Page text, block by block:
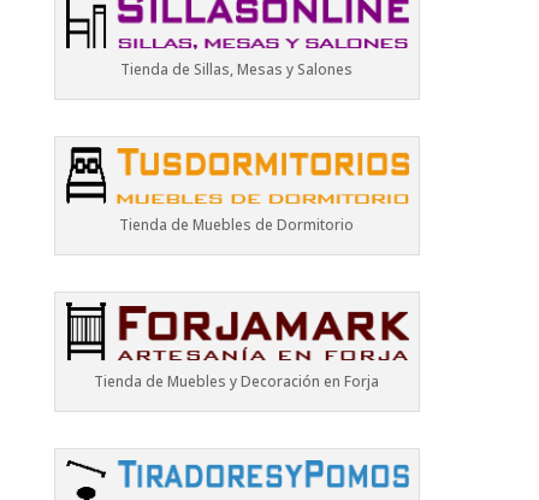
Tienda de Sillas, Mesas y Salones
Tienda de Muebles de Dormitorio
Tienda de Muebles y Decoración en Forja